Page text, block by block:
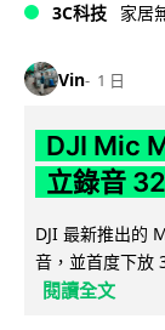
3C科技 家居
Vin 1 日
DJI Mic
立錄音
DJI 最新推出的
音，並首度下放
閱讀全文